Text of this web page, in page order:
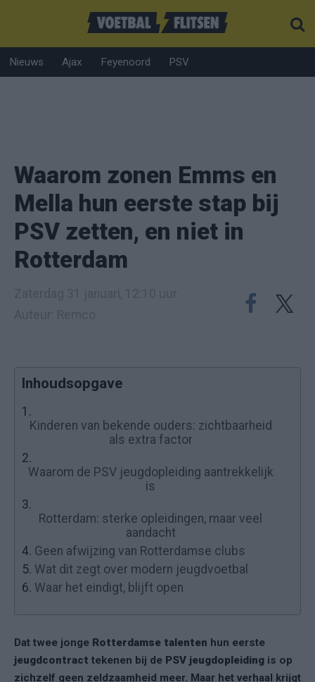
Nieuws Ajax Feyenoord PSV
Waarom zonen Emms en
Mella hun eerste stap bij
PSV zetten, en niet in
Rotterdam
Inhoudsopgave
1.
Kinderen van bekende ouders: zichtbaarheid
als extra factor
2.
Waarom de PSV jeugdopleiding aantrekkelijk
is
3.
Rotterdam: sterke opleidingen, maar veel
aandacht
4. Geen afwijzing van Rotterdamse clubs
5. Wat dit zegt over modern jeugdvoetbal
6. Waar het eindigt, blijft open
Dat twee jonge Rotterdamse talenten hun eerste
jeugdcontract tekenen bij de PSV jeugdopleiding is op
zichzelf geen zeldzaamheid meer. Maar het verhaal krijgt